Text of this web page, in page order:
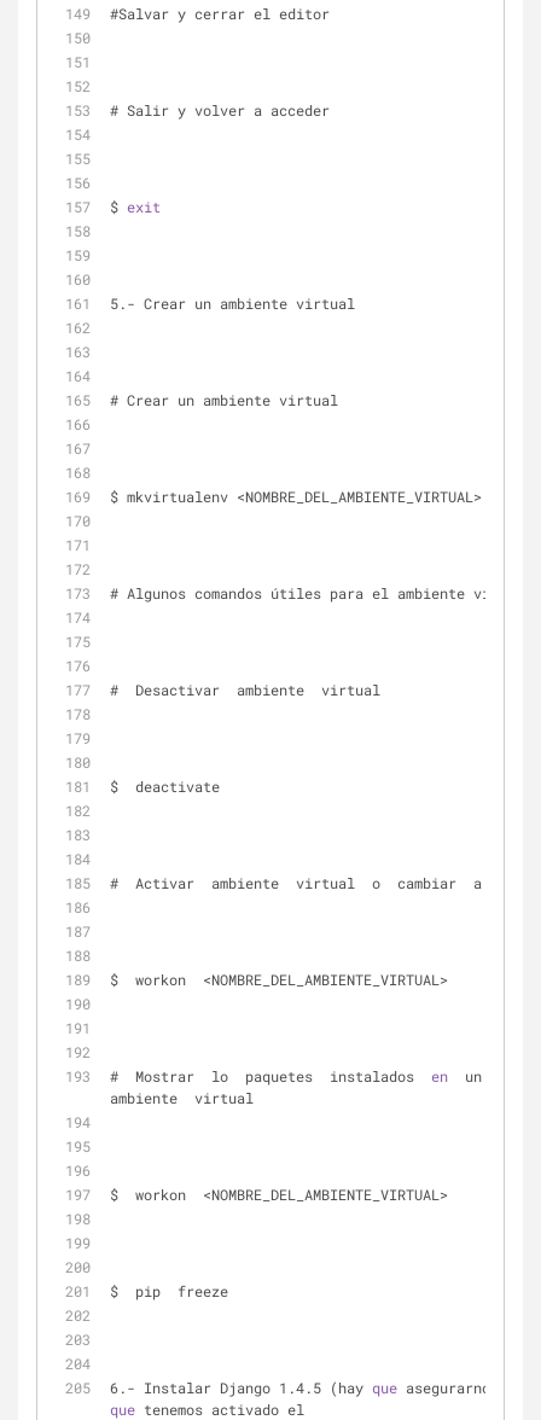
#Salvar y cerrar el editor
# Salir y volver a acceder
$ exit
5.- Crear un ambiente virtual
# Crear un ambiente virtual
$ mkvirtualenv <NOMBRE_DEL_AMBIENTE_VIRTUAL>
# Algunos comandos útiles para el ambiente virtual:
#  Desactivar  ambiente  virtual
$  deactivate
#  Activar  ambiente  virtual  o  cambiar  a  otro
$  workon  <NOMBRE_DEL_AMBIENTE_VIRTUAL>
#  Mostrar  lo  paquetes  instalados en
  un
ambiente  virtual
$  workon  <NOMBRE_DEL_AMBIENTE_VIRTUAL>
$  pip  freeze
6.- Instalar Django 1.4.5 (hay que asegurarnos
que tenemos activado el